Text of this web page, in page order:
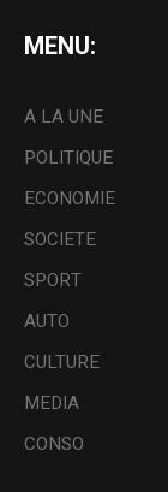
MENU:
A LA UNE
POLITIQUE
ECONOMIE
SOCIETE
SPORT
AUTO
CULTURE
MEDIA
CONSO